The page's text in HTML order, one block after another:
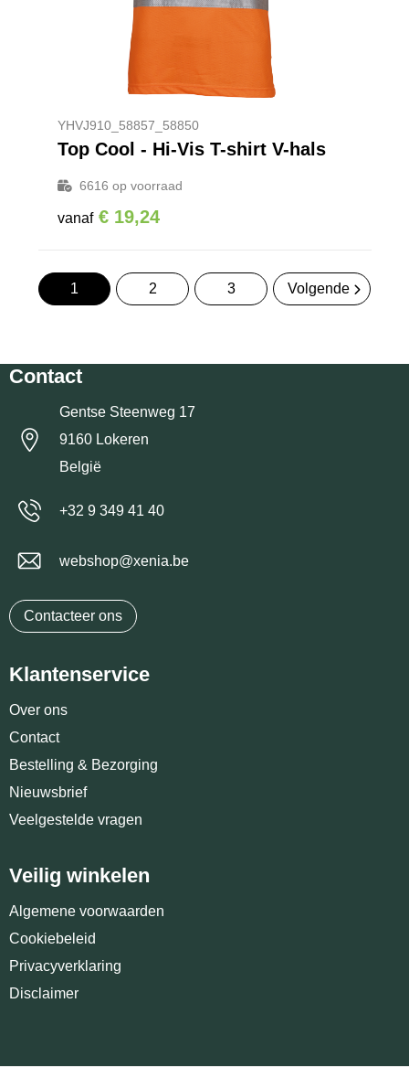
YHVJ910_58857_58850
Top Cool - Hi-Vis T-shirt V-hals
6616 op voorraad
vanaf € 19,24
1 2 3 Volgende
Contact
Gentse Steenweg 17
9160 Lokeren
België
+32 9 349 41 40
webshop@xenia.be
Contacteer ons
Klantenservice
Over ons
Contact
Bestelling & Bezorging
Nieuwsbrief
Veelgestelde vragen
Veilig winkelen
Algemene voorwaarden
Cookiebeleid
Privacyverklaring
Disclaimer